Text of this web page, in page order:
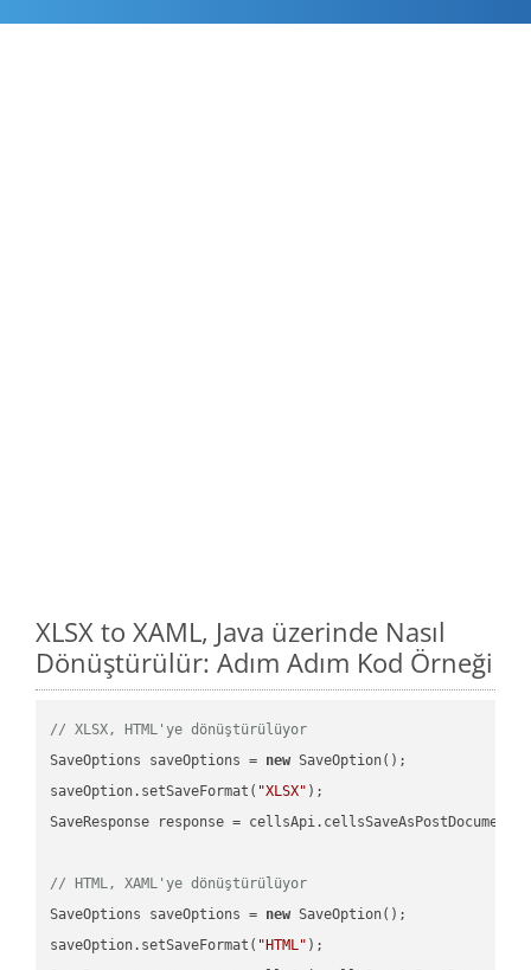
XLSX to XAML, Java üzerinde Nasıl
Dönüştürülür: Adım Adım Kod Örneği
// XLSX, HTML'ye dönüştürülüyor
SaveOptions saveOptions = new SaveOption();
saveOption.setSaveFormat( "XLSX" );
SaveResponse response =
// HTML, XAML'ye dönüştürülüyor
SaveOptions saveOptions = new SaveOption();
saveOption.setSaveFormat( "HTML" );